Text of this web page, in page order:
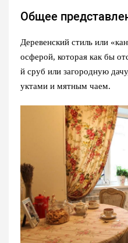
Общее
Деревенский стиль или
осферой, которая как бы
й сруб или загородную
уктами и мятным чаем.